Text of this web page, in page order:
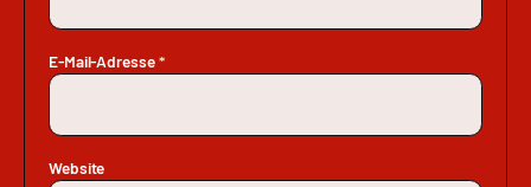
E-Mail-Adresse*
Website